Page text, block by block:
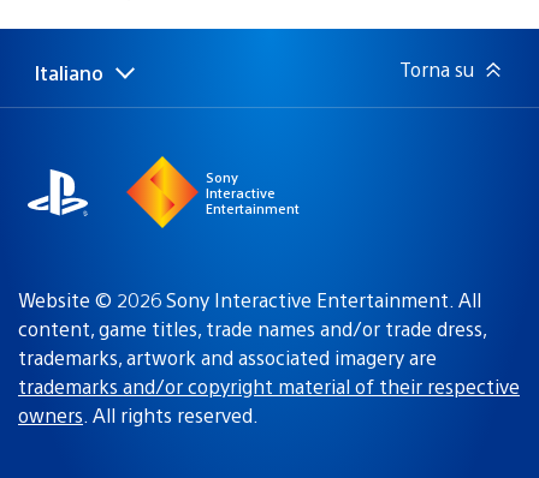
pubblicazione:
Seleziona
Regione
Italiano Torna su
Sony
Interactive
Entertainment
Website © 2026 Sony Interactive Entertainment. All
content, game titles, trade names and/or trade dress,
trademarks, artwork and associated imagery are
trademarks and/or copyright material of their respective
owners. All rights reserved.